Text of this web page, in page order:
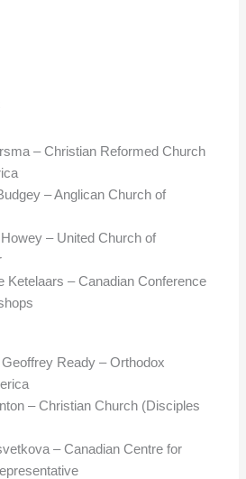
– Christian Reformed Church
– Anglican Church of
– United Church of
Ketelaars – Canadian Conference
Ready – Orthodox
– Christian Church (Disciples
– Canadian Centre for